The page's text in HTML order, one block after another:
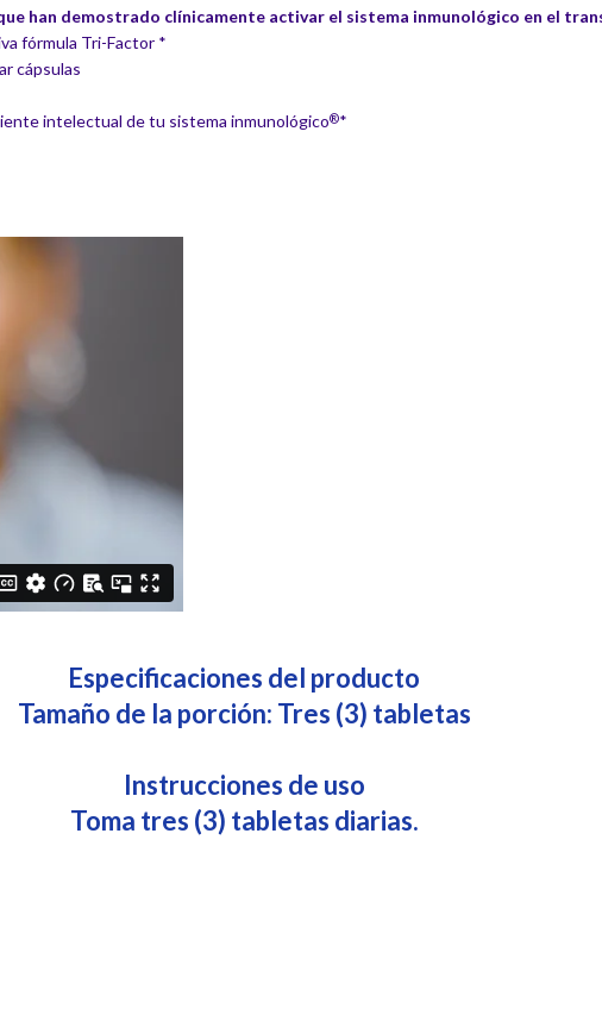
han demostrado clínicamente activar el sistema inmunológico en el
fórmula Tri-Factor *
cápsulas
intelectual de tu sistema inmunológico®*
Especificaciones del producto
Tamaño de la porción: Tres (3) tabletas
Instrucciones de uso
Toma tres (3) tabletas diarias.